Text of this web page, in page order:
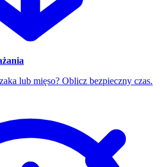
lub mięso? Oblicz bezpieczny czas.